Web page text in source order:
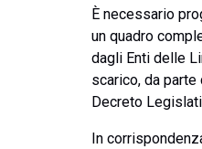
È necessario
un quadro
dagli Enti delle
scarico, da
Decreto
In